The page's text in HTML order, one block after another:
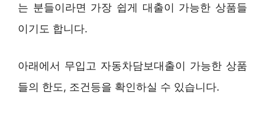
는 분들이라면 가장 쉽게 대출이 가능한 상품들
이기도 합니다.
아래에서 무입고 자동차담보대출이 가능한 상품
들의 한도, 조건등을 확인하실 수 있습니다.